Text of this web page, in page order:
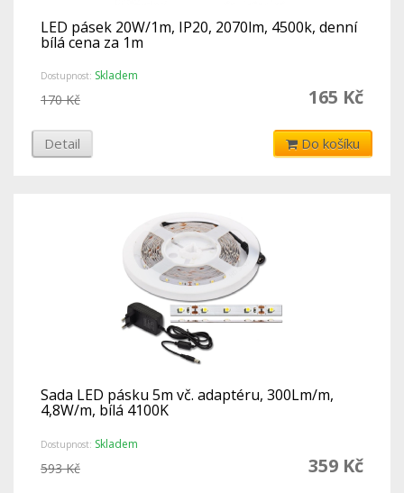
LED pásek 20W/1m, IP20, 2070lm, 4500k, denní
bílá cena za 1m
Dostupnost: Skladem
165 Kč
170 Kč
Detail Do košíku
Sada LED pásku 5m vč. adaptéru, 300Lm/m,
4,8W/m, bílá 4100K
Dostupnost: Skladem
359 Kč
593 Kč